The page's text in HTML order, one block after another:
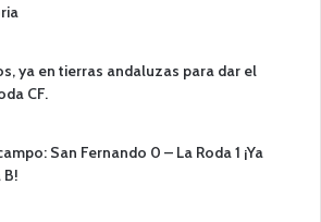
ya en tierras andaluzas para dar el
CF.
San Fernando 0 – La Roda 1 ¡Ya